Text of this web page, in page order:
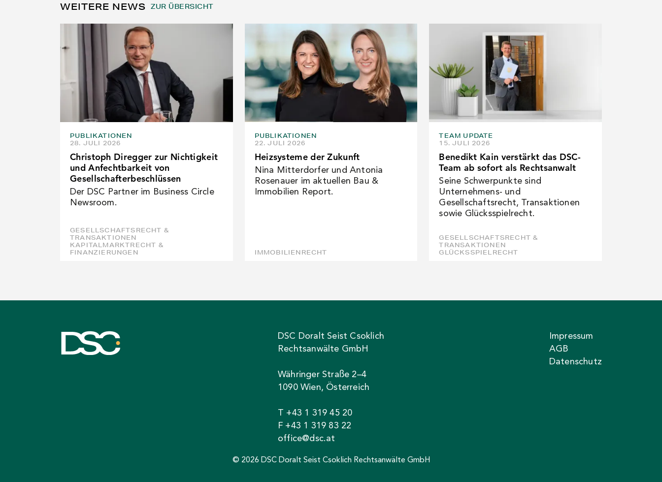
WEITERE NEWS ZUR ÜBERSICHT
PUBLIKATIONEN
28. JULI 2026
Christoph Diregger zur Nichtigkeit
und Anfechtbarkeit von
Gesellschafterbeschlüssen
Der DSC Partner im Business Circle
Newsroom.
GESELLSCHAFTSRECHT &
TRANSAKTIONEN
KAPITALMARKTRECHT &
FINANZIERUNGEN
PUBLIKATIONEN
22. JULI 2026
Heizsysteme der Zukunft
Nina Mitterdorfer und Antonia
Rosenauer im aktuellen Bau &
Immobilien Report.
IMMOBILIENRECHT
TEAM UPDATE
15. JULI 2026
Benedikt Kain verstärkt das DSC-
Team ab sofort als Rechtsanwalt
Seine Schwerpunkte sind
Unternehmens- und
Gesellschaftsrecht, Transaktionen
sowie Glücksspielrecht.
GESELLSCHAFTSRECHT &
TRANSAKTIONEN
GLÜCKSSPIELRECHT
DSC Doralt Seist Csoklich
Rechtsanwälte GmbH
Währinger Straße 2–4
1090 Wien, Österreich
T +43 1 319 45 20
F +43 1 319 83 22
office@dsc.at
Impressum
AGB
Datenschutz
© 2026 DSC Doralt Seist Csoklich Rechtsanwälte GmbH